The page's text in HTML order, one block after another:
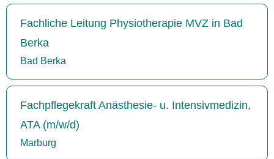
Fachliche Leitung Physiotherapie MVZ in Bad
Berka
Bad Berka
Fachpflegekraft Anästhesie- u. Intensivmedizin,
ATA (m/w/d)
Marburg